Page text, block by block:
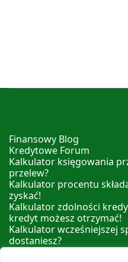
Finansowy Blog
Kredytowe Forum
Kalkulator księgowania
przelew?
Kalkulator procentu
zyskać!
Kalkulator zdolności
kredyt możesz otrzymać!
Kalkulator wcześniejszej
dostaniesz?
Kalkulator nadpłaty